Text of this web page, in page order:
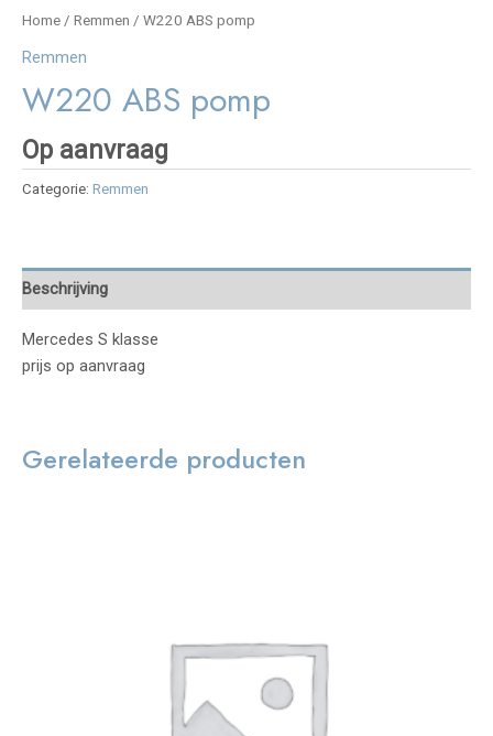
Home / Remmen / W220 ABS pomp
Remmen
W220 ABS pomp
Op aanvraag
Categorie: Remmen
Beschrijving
Mercedes S klasse
prijs op aanvraag
Gerelateerde producten